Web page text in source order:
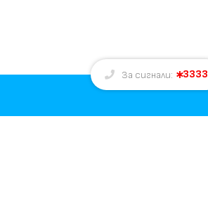
За сигнали: 3333